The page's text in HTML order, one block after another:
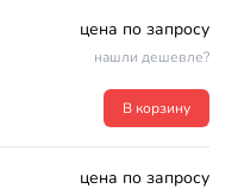
цена по запросу
нашли дешевле?
В корзину
цена по запросу